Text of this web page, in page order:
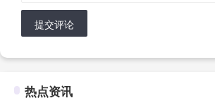
提交评论
热点资讯